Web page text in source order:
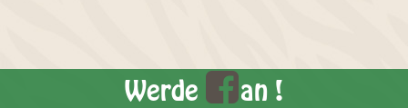
Werde an !